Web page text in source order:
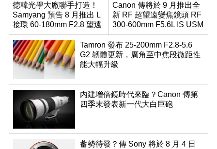
德韓光學大廠聯手打造！
Samyang 預告 8 月推出 L
接環 60-180mm F2.8 望遠
變焦鏡
Canon 傳將於 9 月推出全
新 RF 超望遠變焦鏡頭 RF
300-600mm F5.6L IS USM
Tamron 發布 25-200mm F2.8-5.6
G2 韌體更新，廣角至中焦段微距性
能大幅升級
內建增倍鏡時代來臨？Canon 傳第
四季末發表新一代大白巨砲
蓄勢待發？傳 Sony 將於 8 月 4 日